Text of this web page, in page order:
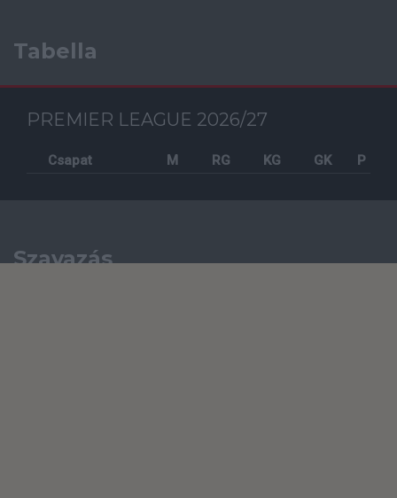
Tabella
PREMIER LEAGUE 2026/27
Csapat M RG KG GK P
Szavazás